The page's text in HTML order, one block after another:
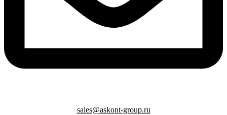
sales@askont-group.ru